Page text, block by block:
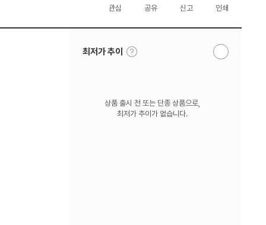
관심 공유 신고 인쇄
최저가 추이
툴
팁
알
상품 출시 전 또는 단종 상품으로,
최저가 추이가 없습니다.